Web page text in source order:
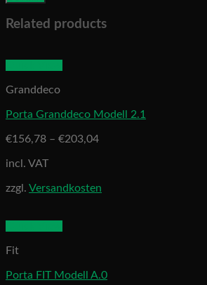
Related products
Granddeco
Porta Granddeco Modell 2.1
€156,78 – €203,04
incl. VAT
zzgl. Versandkosten
Fit
Porta FIT Modell A.0